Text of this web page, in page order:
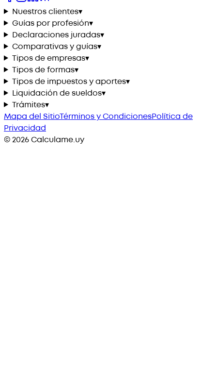
Nuestros clientes▾
Guías por profesión▾
Declaraciones juradas▾
Comparativas y guías▾
Tipos de empresas▾
Tipos de formas▾
Tipos de impuestos y aportes▾
Liquidación de sueldos▾
Trámites▾
Mapa del SitioTérminos y CondicionesPolítica de
Privacidad
©2026Calculame.uy